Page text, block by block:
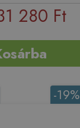
280 Ft
-19%